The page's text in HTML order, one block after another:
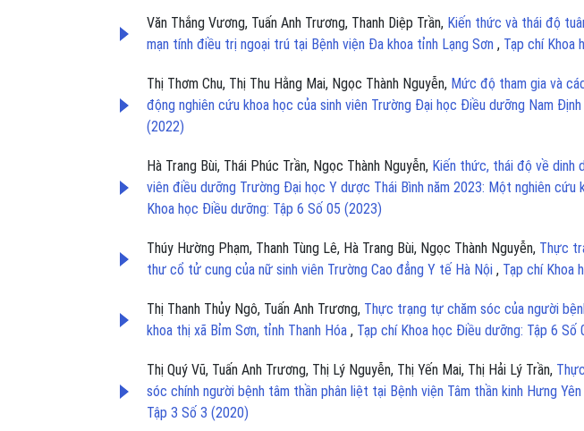
Văn Thắng Vương, Tuấn Anh Trương, Thanh Diệp Trần, Kiến thức và thái độ
mạn tính điều trị ngoại trú tại Bệnh viện Đa khoa tỉnh Lạng Sơn , Tạp chí Khoa
Thị Thơm Chu, Thị Thu Hằng Mai, Ngọc Thành Nguyễn, Mức độ tham gia và
động nghiên cứu khoa học của sinh viên Trường Đại học Điều dưỡng Nam Định
(2022)
Hà Trang Bùi, Thái Phúc Trần, Ngọc Thành Nguyễn, Kiến thức, thái độ về dinh
viên điều dưỡng Trường Đại học Y dược Thái Bình năm 2023: Một nghiên cứu
Khoa học Điều dưỡng: Tập 6 Số 05 (2023)
Thúy Hường Phạm, Thanh Tùng Lê, Hà Trang Bùi, Ngọc Thành Nguyễn, Thực
thư cổ tử cung của nữ sinh viên Trường Cao đẳng Y tế Hà Nội , Tạp chí Khoa
Thị Thanh Thủy Ngô, Tuấn Anh Trương, Thực trạng tự chăm sóc của người
khoa thị xã Bỉm Sơn, tỉnh Thanh Hóa , Tạp chí Khoa học Điều dưỡng: Tập 6 Số
Thị Quý Vũ, Tuấn Anh Trương, Thị Lý Nguyễn, Thị Yến Mai, Thị Hải Lý Trần,
sóc chính người bệnh tâm thần phân liệt tại Bệnh viện Tâm thần kinh Hưng
Tập 3 Số 3 (2020)